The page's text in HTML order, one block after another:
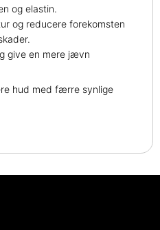
og elastin.
og reducere forekomsten
give en mere jævn
hud med færre synlige